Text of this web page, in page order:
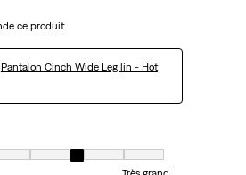
ce produit.
Pantalon Cinch Wide Leg lin - Hot
égal à Très petit et 7 est égal à Très grand